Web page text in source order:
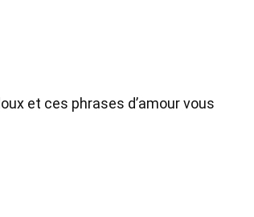
et ces phrases d’amour vous